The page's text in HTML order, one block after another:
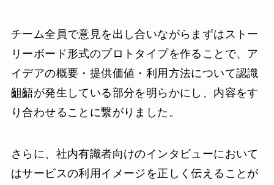
チーム全員で意見を出し合いながらまずはストー
リーボード形式のプロトタイプを作ることで、ア
イデアの概要・提供価値・利用方法について認識
齟齬が発生している部分を明らかにし、内容をす
り合わせることに繋がりました。
さらに、社内有識者向けのインタビューにおいて
はサービスの利用イメージを正しく伝えることが